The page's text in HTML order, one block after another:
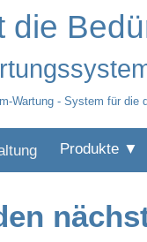
- System für die
Produkte ▼